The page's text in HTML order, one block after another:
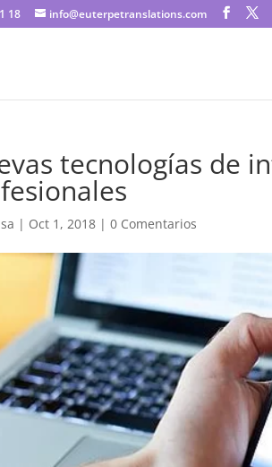
18 info@euterpetranslations.com
tecnologías de
| Oct 1, 2018 |0 Comentarios